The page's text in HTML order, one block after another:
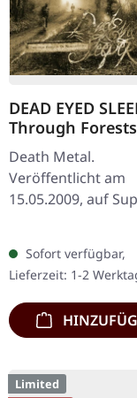
DEAD EYED
Through
Nonentities | CD
Death Metal.
Veröffentlicht am
15.05.2009, auf
Chaos Records. CD
Jewelcase mit 16-
Booklet. Was
wenn man die…
Sofort verfügbar,
Lieferzeit: 1-2
Limited